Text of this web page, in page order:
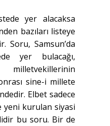
yer alacaksa
bazıları listeye
Soru, Samsun’da
yer bulacağı,
sine-i millete
Elbet sadece
yeni kurulan siyasi
bu soru. Bir de